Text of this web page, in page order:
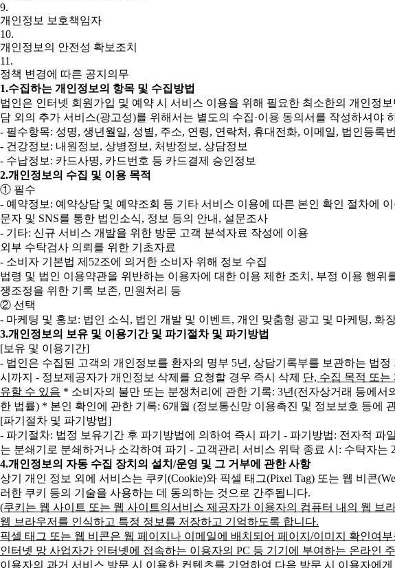
9.
개인정보 보호책임자
10.
개인정보의 안전성 확보조치
11.
정책 변경에 따른 공지의무
1.수집하는 개인정보의 항목 및 수집방법
법인은 인터넷 회원가입 및 예약 시 서비스 이용을 위해 필요한 최소한의 개인정
담 외의 추가 서비스(광고성)를 위해서는 별도의 수집·이용 동의서를 작성하셔야
- 필수항목: 성명, 생년월일, 성별, 주소, 연령, 연락처, 휴대전화, 이메일, 법인등록
- 건강정보: 내원정보, 상병정보, 처방정보, 상담정보
- 수납정보: 카드사명, 카드번호 등 카드결제 승인정보
2.개인정보의 수집 및 이용 목적
① 필수
- 예약정보: 예약상담 및 예약조회 등 기타 서비스 이용에 따른 본인 확인 절차에 이
문자 및 SNS를 통한 법인소식, 정보 등의 안내, 설문조사
- 기타: 신규 서비스 개발을 위한 방문 고객 분석자료 작성에 이용
외부 수탁검사 의뢰를 위한 기초자료
- 소비자 기본법 제52조에 의거한 소비자 위해 정보 수집
법령 및 법인 이용약관을 위반하는 이용자에 대한 이용 제한 조치, 부정 이용 행
쟁조정을 위한 기록 보존, 민원처리 등
② 선택
- 마케팅 및 홍보: 법인 소식, 법인 개발 및 이벤트, 개인 맞춤형 광고 및 마케팅, 화
3.개인정보의 보유 및 이용기간 및 파기절차 및 파기방법
[보유 및 이용기간]
- 법인은 수집된 고객의 개인정보를 환자의 명부 5년, 상담기록부를 보관하는 법
시까지 - 정보제공자가 개인정보 삭제를 요청할 경우 즉시 삭제 단, 수집 목적 또
유할 수 있음 * 소비자의 불만 또는 분쟁처리에 관한 기록: 3년(전자상거래 등에서
한 법률) * 본인 확인에 관한 기록: 6개월 (정보통신망 이용촉진 및 정보보호 등에
[파기절차 및 파기방법]
- 파기절차: 법정 보유기간 후 파기방법에 의하여 즉시 파기
- 파기방법: 전자적 파
는 분쇄기로 분쇄하거나 소각하여 파기
- 고객관리 서비스 위탁 종료 시: 수탁자는
4.개인정보의 자동 수집 장치의 설치/운영 및 그 거부에 관한 사항
상기 개인 정보 외에 서비스는 쿠키(Cookie)와 픽셀 태그(Pixel Tag) 또는 웹 비콘
러한 쿠키 등의 기술을 사용하는 데 동의하는 것으로 간주됩니다.
(쿠키는 웹 사이트 또는 웹 사이트의서비스 제공자가 이용자의 컴퓨터 내의 웹
웹 브라우저를 인식하고 특정 정보를 저장하고 기억하도록 합니다.
픽셀 태그 또는 웹 비콘은 웹 페이지나 이메일에 배치되어 페이지/이미지 확인여
인터넷 망 사업자가 인터넷에 접속하는 이용자의 PC 등 기기에 부여하는 온라인
이용자의 과거 서비스 방문 시 이용한 컨텐츠를 기억하여 다음 방문 시 이용자에